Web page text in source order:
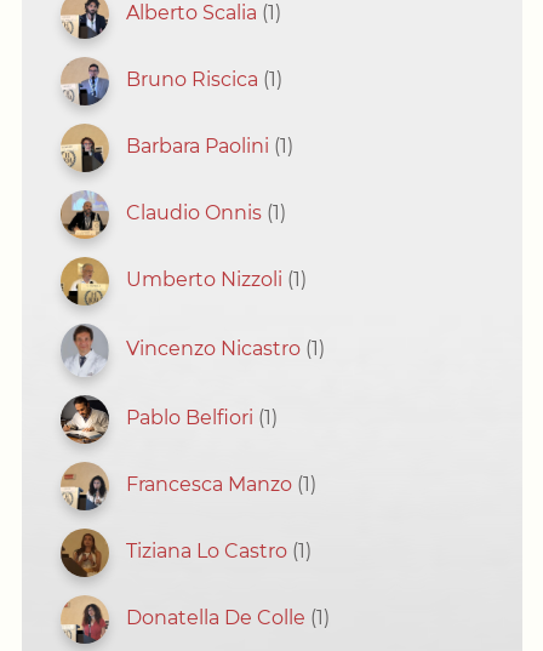
Alberto Scalia (1)
Bruno Riscica (1)
Barbara Paolini (1)
Claudio Onnis(1)
Umberto Nizzoli (1)
Vincenzo Nicastro(1)
Pablo Belfiori (1)
Francesca Manzo(1)
Tiziana Lo Castro(1)
Donatella De Colle (1)